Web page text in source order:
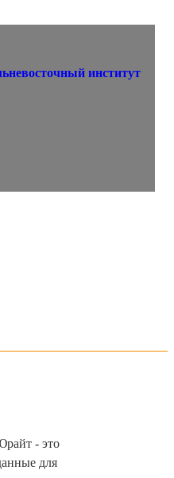
институт
- это
для